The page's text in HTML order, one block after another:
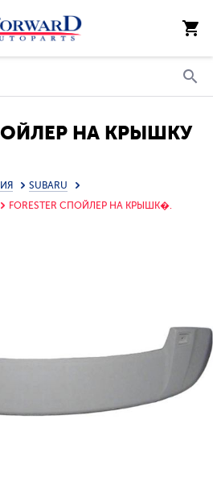
НА КРЫШКУ
SUBARU
FORESTER СПОЙЛЕР НА КРЫШК�.